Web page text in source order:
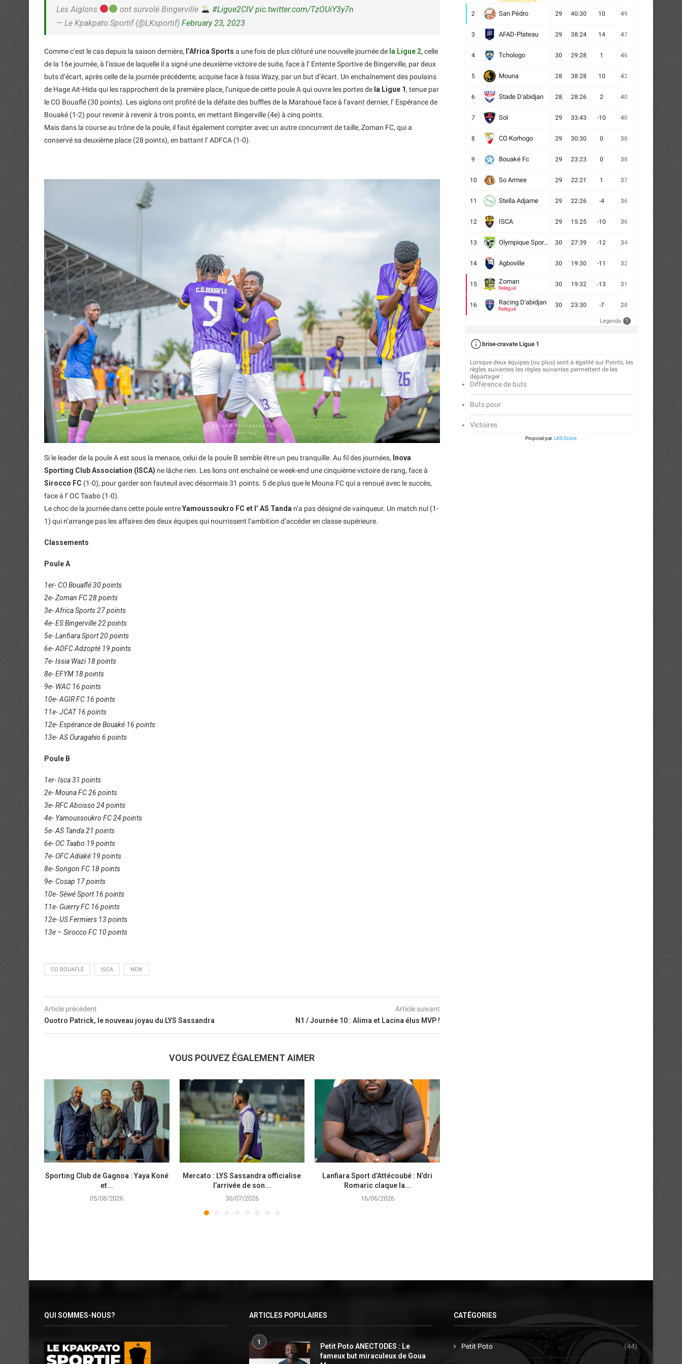
Les Aiglons ont survolé Bingerville #Ligue2CIV pic.twitter.com/TzOUiY3y7n
— Le Kpakpato Sportif (@LKsportif) February 23, 2023
Comme c’est le cas depuis la saison dernière, l’Africa Sports a une fois de plus clôturé une nouvelle journée de la Ligue 2, celle
de la 16e journée, à l’issue de laquelle il a signé une deuxième victoire de suite, face à l’ Entente Sportive de Bingerville, par deux
buts d’écart, après celle de la journée précédente, acquise face à Issia Wazy, par un but d’écart. Un enchaînement des poulains
de Hage Ait-Hida qui les rapprochent de la première place, l’unique de cette poule A qui ouvre les portes de la Ligue 1 , tenue par
le CO Bouaflé (30 points). Les aiglons ont profité de la défaite des buffles de la Marahoué face à l’avant dernier, l’ Espérance de
Bouaké (1-2) pour revenir à revenir à trois points, en mettant Bingerville (4e) à cinq points.
Mais dans la course au trône de la poule, il faut également compter avec un autre concurrent de taille, Zoman FC, qui a
conservé sa deuxième place (28 points), en battant l’ ADFCA (1-0).
Si le leader de la poule A est sous la menace, celui de la poule B semble être un peu tranquille. Au fil des journées, Inova
Sporting Club Association (ISCA) ne lâche rien. Les lions ont enchaîné ce week-end une cinquième victoire de rang, face à
Sirocco FC (1-0), pour garder son fauteuil avec désormais 31 points. 5 de plus que le Mouna FC qui a renoué avec le succès,
face à l’ OC Taabo (1-0).
Le choc de la journée dans cette poule entreYamoussoukro FC et l’ AS Tanda n’a pas désigné de vainqueur. Un match nul (1-
1) qui n’arrange pas les affaires des deux équipes qui nourrissent l’ambition d’accéder en classe supérieure.
Classements
Poule A
1er- CO Bouaflé 30 points
2e- Zoman FC 28 points
3e- Africa Sports 27 points
4e- ES Bingerville 22 points
5e- Lanfiara Sport 20 points
6e- ADFC Adzopté 19 points
7e- Issia Wazi 18 points
8e- EFYM 18 points
9e- WAC 16 points
10e- AGIR FC 16 points
11e- JCAT 16 points
12e- Espérance de Bouaké 16 points
13e- AS Ouragahio 6 points
Poule B
1er- Isca 31 points
2e- Mouna FC 26 points
3e- RFC Aboisso 24 points
4e- Yamoussoukro FC 24 points
5e- AS Tanda 21 points
6e- OC Taabo 19 points
7e- OFC Adiaké 19 points
8e- Songon FC 18 points
9e- Cosap 17 points
10e- Séwé Sport 16 points
11e- Guerry FC 16 points
12e- US Fermiers 13 points
13e – Sirocco FC 10 points
CO BOUAFLÉ ISCA NEW
Article précédent
Ouotro Patrick, le nouveau joyau du LYS Sassandra
Article suivant
N1 / Journée 10 : Alima et Lacina élus MVP !
VOUS POUVEZ ÉGALEMENT AIMER
Sporting Club de Gagnoa : Yaya Koné
et...
05/08/2026
Mercato : LYS Sassandra officialise
l’arrivée de son...
30/07/2026
Lanfiara Sport d’Attécoubé : N’dri
Romaric claque la...
16/06/2026
2 San Pédro 29 40:30 10 49
3 AFAD-Plateau 29 38:24 14 47
4 Tchologo 30 29:28 1 46
5 Mouna 28 38:28 10 42
6 Stade D'abidjan 28 28:26 2 40
7 Sol 29 33:43 -10 40
8 CO Korhogo 29 30:30 0 38
9 Bouaké Fc 29 23:23 0 38
10 So Armee 29 22:21 1 37
11 Stella Adjame 29 22:26 -4 36
12 ISCA 29 15:25 -10 36
13 Olympique Sport d'Abobo FC 30 27:39 -12 34
14 Agboville 30 19:30 -11 32
15 Zoman
Relégué
30 19:32 -13 31
16 Racing D'abidjan
Relégué
30 23:30 -7 28
Legenda ?
brise-cravate Ligue 1
Lorsque deux équipes (ou plus) sont à égalité sur Points, les
règles suivantes les règles suivantes permettent de les
départager :
Différence de buts
Buts pour
Victoires
Proposé par LKS Score
QUI SOMMES-NOUS? ARTICLES POPULAIRES
1
Petit Poto ANECTODES : Le
fameux but miraculeux de Goua
CATÉGORIES
Petit Poto (44)